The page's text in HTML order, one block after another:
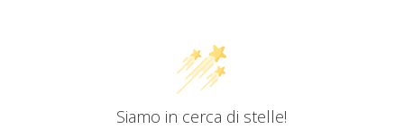
Siamo in cerca di stelle!